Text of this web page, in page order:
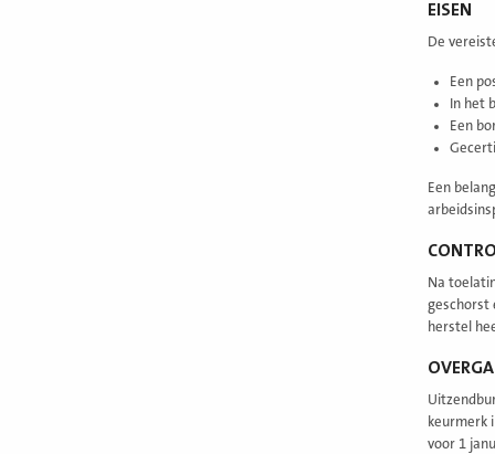
EISEN
De
Een
In het
Een
Een
Na
geschorst
herstel
keurmerk
voor 1